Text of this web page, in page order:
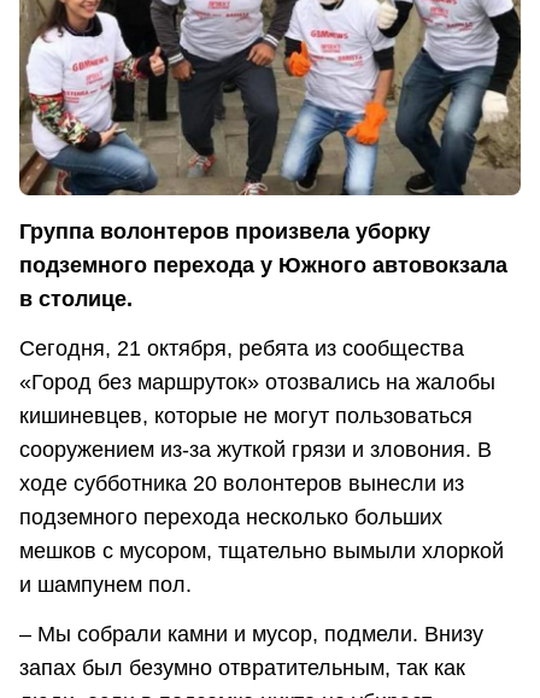
Группа волонтеров произвела уборку
подземного перехода у Южного автовокзала
в столице.
Сегодня, 21 октября, ребята из сообщества
«Город без маршруток» отозвались на жалобы
кишиневцев, которые не могут пользоваться
сооружением из-за жуткой грязи и зловония. В
ходе субботника 20 волонтеров вынесли из
подземного перехода несколько больших
мешков с мусором, тщательно вымыли хлоркой
и шампунем пол.
– Мы собрали камни и мусор, подмели. Внизу
запах был безумно отвратительным, так как